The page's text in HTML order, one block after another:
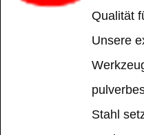
Qualität
Unsere
Stahl